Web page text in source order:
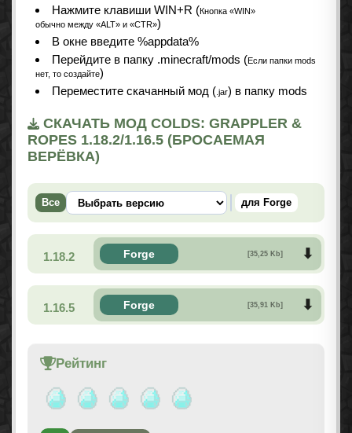
Нажмите клавиши WIN+R (Кнопка «WIN»
обычно между «ALT» и «CTR»)
В окне введите %appdata%
Перейдите в папку .minecraft/mods (Если папки mods
нет, то создайте)
Переместите скачанный мод ( .jar) в папку mods
СКАЧАТЬ МОД COLDS: GRAPPLER &
ROPES 1.18.2/1.16.5 (БРОСАЕМАЯ
ВЕРЁВКА)
Все для Forge
1.18.2 Forge [35,25 Kb]
1.16.5 Forge [35,91 Kb]
Рейтинг